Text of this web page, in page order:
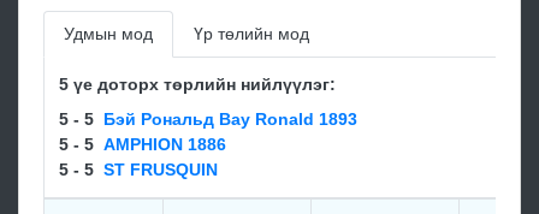
Удмын мод Үр төлийн мод
5 үе доторх төрлийн нийлүүлэг:
5 - 5 Бэй Рональд Bay Ronald 1893
5 - 5 AMPHION 1886
5 - 5 ST FRUSQUIN